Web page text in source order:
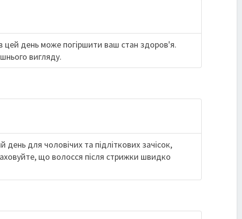
день може погіршити ваш стан здоров'я.
вигляду.
для чоловічих та підліткових зачісок,
що волосся після стрижки швидко